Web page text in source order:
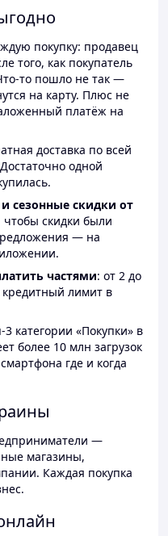
покупку: продавец
того, как покупатель
то пошло не так —
на карту. Плюс не
платёж на
доставка по всей
одной
сезонные скидки от
скидки были
— на
частями: от 2 до
лимит в
категории «Покупки» в
более 10 млн загрузок
где и когда
—
магазины,
Каждая покупка